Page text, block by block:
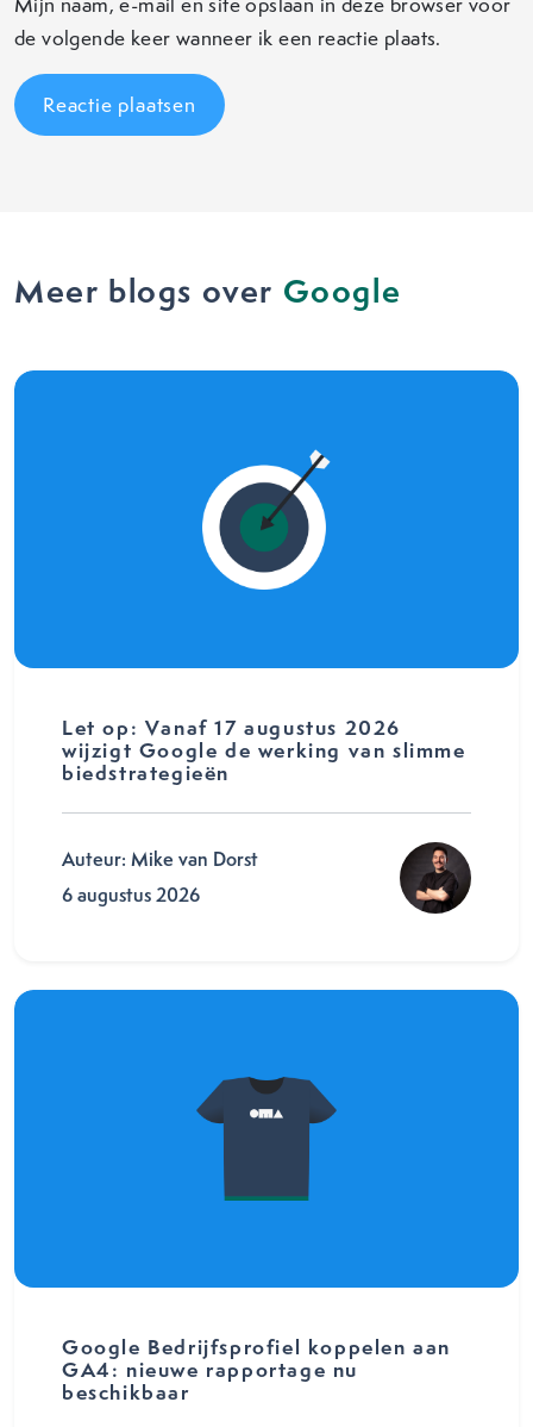
de volgende keer wanneer ik een reactie plaats.
Meer blogs over Google
Let op: Vanaf 17 augustus 2026
wijzigt Google de werking van slimme
biedstrategieën
Auteur: Mike van Dorst
6 augustus 2026
Google Bedrijfsprofiel koppelen aan
GA4: nieuwe rapportage nu
beschikbaar